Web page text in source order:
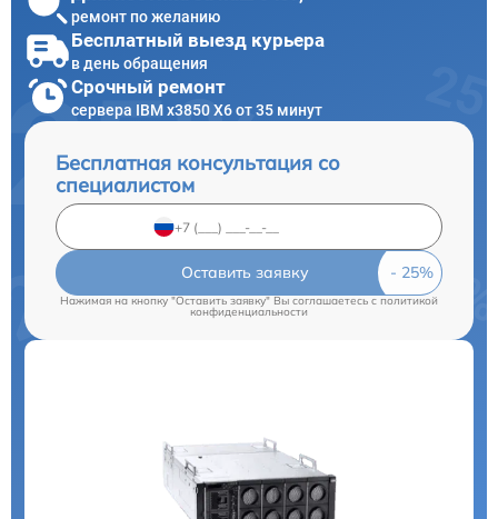
ремонт по желанию
Бесплатный выезд курьера
в день обращения
Срочный ремонт
сервера IBM x3850 X6 от 35 минут
Бесплатная консультация со
специалистом
Оставить заявку
Нажимая на кнопку "Оставить заявку" Вы соглашаетесь c политикой
конфиденциальности